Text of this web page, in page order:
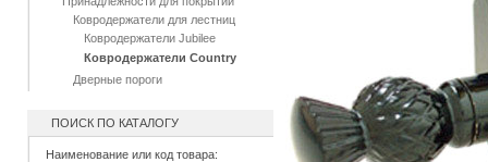
Ковродержатели для лестниц
Ковродержатели Jubilee
Ковродержатели Country
Дверные пороги
ПОИСК ПО КАТАЛОГУ
Наименование или код товара: